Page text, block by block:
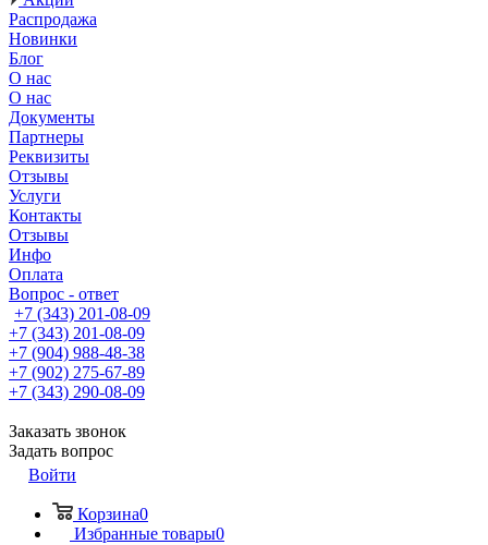
Распродажа
Новинки
Блог
О нас
О нас
Документы
Партнеры
Реквизиты
Отзывы
Услуги
Контакты
Отзывы
Инфо
Оплата
Вопрос - ответ
+7 (343) 201-08-09
+7 (343) 201-08-09
+7 (904) 988-48-38
+7 (902) 275-67-89
+7 (343) 290-08-09
Заказать звонок
Задать вопрос
Войти
Корзина0
Избранные товары0